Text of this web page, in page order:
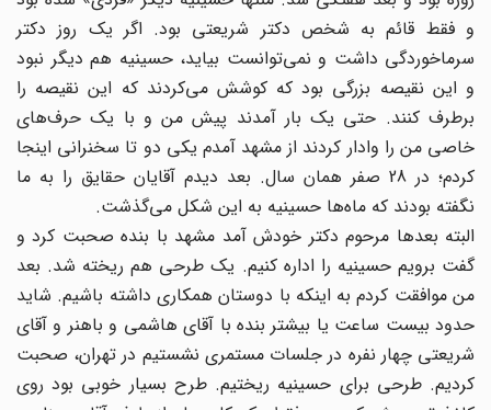
و فقط قائم به شخص دکتر شریعتی بود. اگر یک روز دکتر
سرماخوردگی داشت و نمی‌توانست بیاید، حسینیه هم دیگر نبود
و این نقیصه بزرگی بود که کوشش می‌کردند که این نقیصه را
برطرف کنند. حتی یک بار آمدند پیش من و با یک حرف‌های
خاصی من را وادار کردند از مشهد آمدم یکی دو تا سخنرانی اینجا
کردم؛ در 28 صفر همان سال. بعد دیدم آقایان حقایق را به ما
نگفته بودند که ماه‌ها حسینیه به این شکل می‌گذشت.
البته بعدها مرحوم دکتر خودش آمد مشهد با بنده صحبت کرد و
گفت برویم حسینیه را اداره کنیم. یک طرحی هم ریخته شد. بعد
من موافقت کردم به اینکه با دوستان همکاری داشته باشیم. شاید
حدود بیست ساعت یا بیشتر بنده با آقای هاشمی و باهنر و آقای
شریعتی چهار نفره در جلسات مستمری نشستیم در تهران، صحبت
کردیم. طرحی برای حسینیه ریختیم. طرح بسیار خوبی بود روی